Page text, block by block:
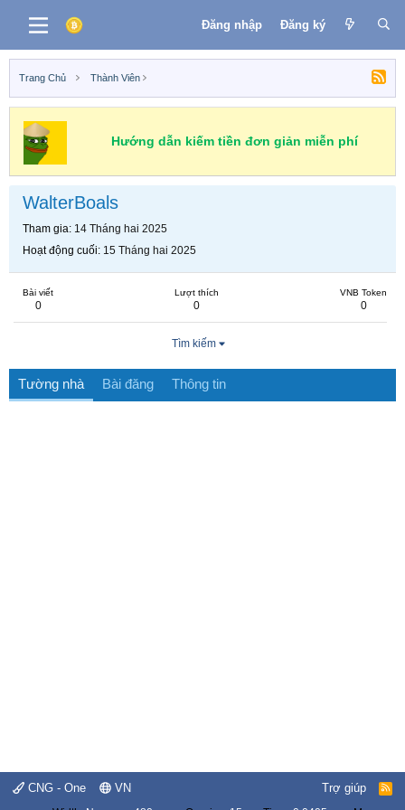
Đăng nhập Đăng ký
Trang Chủ Thành Viên
Hướng dẫn kiếm tiền đơn giản miễn phí
WalterBoals
Tham gia 14 Tháng hai 2025
Hoạt động cuối 15 Tháng hai 2025
Bài viết
0
Lượt thích
0
VNB Token
0
Tìm kiếm
Tường nhà Bài đăng Thông tin
CNG - One VN Trợ giúp
R